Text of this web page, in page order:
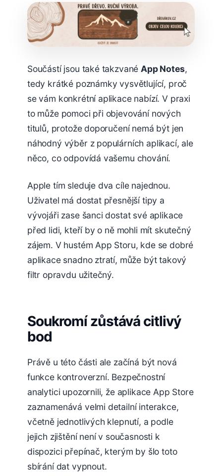
Součástí jsou také takzvané App Notes,
tedy krátké poznámky vysvětlující, proč
se vám konkrétní aplikace nabízí. V praxi
to může pomoci při objevování nových
titulů, protože doporučení nemá být jen
náhodný výběr z populárních aplikací, ale
něco, co odpovídá vašemu chování.
Apple tím sleduje dva cíle najednou.
Uživatel má dostat přesnější tipy a
vývojáři zase šanci dostat své aplikace
před lidi, kteří by o ně mohli mít skutečný
zájem. V hustém App Storu, kde se dobré
aplikace snadno ztratí, může být takový
filtr opravdu užitečný.
Soukromí zůstává citlivý
bod
Právě u této části ale začíná být nová
funkce kontroverzní. Bezpečnostní
analytici upozornili, že aplikace App Store
zaznamenává velmi detailní interakce,
včetně jednotlivých klepnutí, a podle
jejich zjištění není v současnosti k
dispozici přepínač, kterým by šlo toto
sbírání dat vypnout.